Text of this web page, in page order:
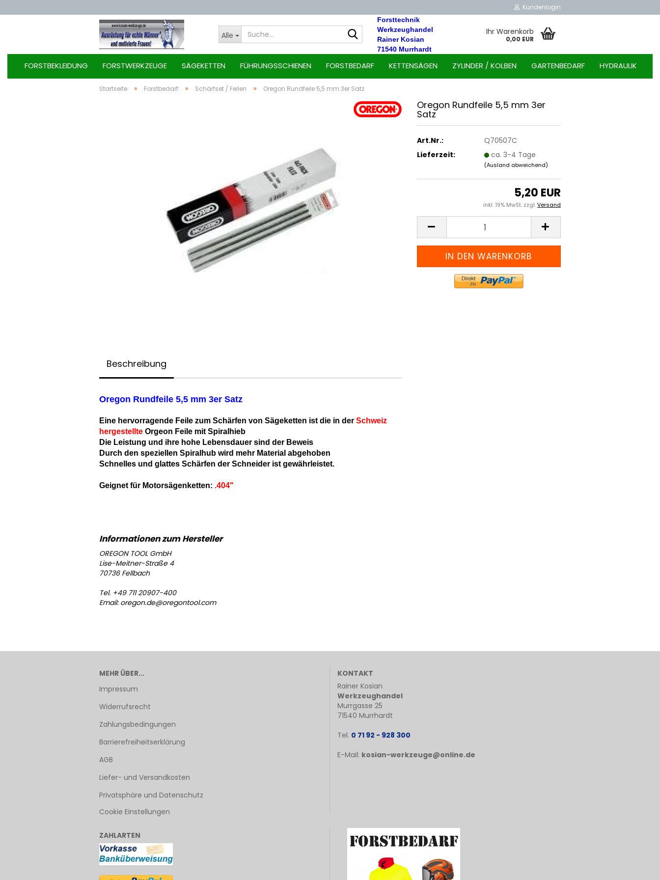
Kundenlogin
Alle
Suche...
Forsttechnik
Werkzeughandel
Rainer Kosian
71540 Murrhardt
Ihr Warenkorb
0,00 EUR
FORSTBEKLEIDUNG FORSTWERKZEUGE SÄGEKETTEN FÜHRUNGSSCHIENEN FORSTBEDARF KETTENSÄGEN ZYLINDER / KOLBEN GARTENBEDARF HYDRAULIK
Startseite » Forstbedarf » Schärfset / Feilen » Oregon Rundfeile 5,5 mm 3er Satz
Ore­gon Rund­fei­le 5,5 mm 3er
Satz
Art.Nr.:
Q70507C
Lieferzeit:
ca. 3-4 Tage
(Ausland abweichend)
5,20 EUR
inkl. 19% MwSt. zzgl.Versand
Beschreibung
Oregon Rundfeile 5,5 mm 3er Satz
Eine hervorragende Feile zum Schärfen von Sägeketten ist die in der Schweiz
hergestellte Orgeon Feile mit Spiralhieb
Die Leistung und ihre hohe Lebensdauer sind der Beweis
Durch den speziellen Spiralhub wird mehr Material abgehoben
Schnelles und glattes Schärfen der Schneider ist gewährleistet.
Geignet für Motorsägenketten: .404"
OREGON TOOL GmbH
Lise-Meitner-Straße 4
70736 Fellbach
Tel. +49 711 20907-400
Email: oregon.de@oregontool.com
MEHR ÜBER...
Impressum
Widerrufsrecht
Zahlungsbedingungen
Barrierefreiheitserklärung
AGB
Liefer- und Versandkosten
Privatsphäre und Datenschutz
Cookie Einstellungen
KONTAKT
Rainer Kosian
Werkzeughandel
Murrgasse 25
71540 Murrhardt
Tel. 0 71 92 - 928 300
E-Mail: kosian-werkzeuge@online.de
ZAHLARTEN